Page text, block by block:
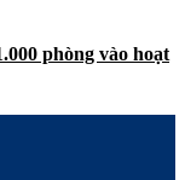
phòng vào hoạt